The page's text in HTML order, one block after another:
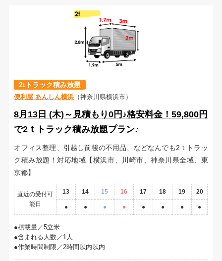
2tトラック積み放題
便利屋 あんしん横浜 （神奈川県横浜市）
8月13日 (木)～見積もり0円♪格安料金！59,800円
で2ｔトラック積み放題プラン♪
オフィス整理、引越し前後の不用品、などなんでも2ｔトラッ
ク積み放題！対応地域【横浜市、川崎市、神奈川県全域、東
京都】
直近の受付可
能日
13 14 15 16 17 18 19 20
● ● ● ● ● ● ● ●
積載量／5立米
含まれる人数／1人
作業時間制限／2時間以内以内